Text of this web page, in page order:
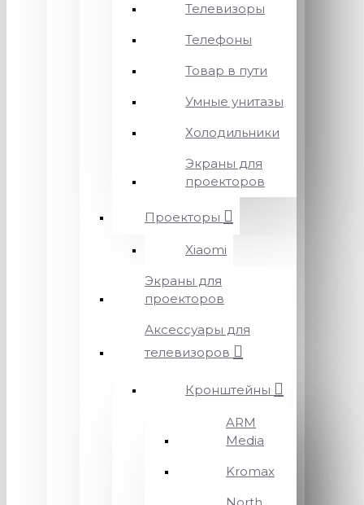
Телевизоры
Телефоны
Товар в пути
Умные унитазы
Холодильники
Экраны для
проекторов
Проекторы
Xiaomi
Экраны для
проекторов
Аксессуары для
телевизоров
Кронштейны
ARM
Media
Kromax